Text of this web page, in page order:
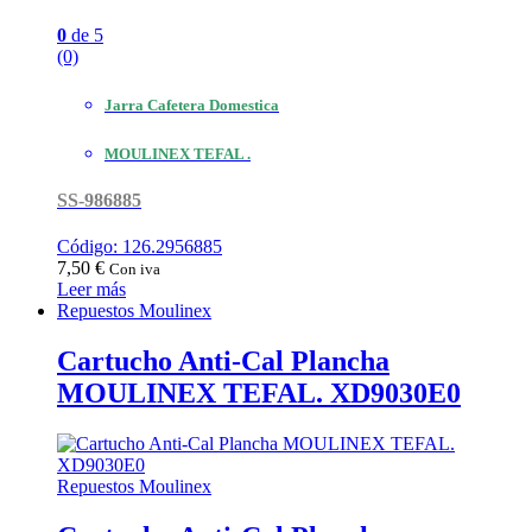
0 de 5
(0)
Jarra Cafetera Domestica
MOULINEX TEFAL .
SS-986885
Código: 126.2956885
7,50 € Con iva
Leer más
Repuestos Moulinex
Cartucho Anti-Cal Plancha
MOULINEX TEFAL. XD9030E0
Repuestos Moulinex